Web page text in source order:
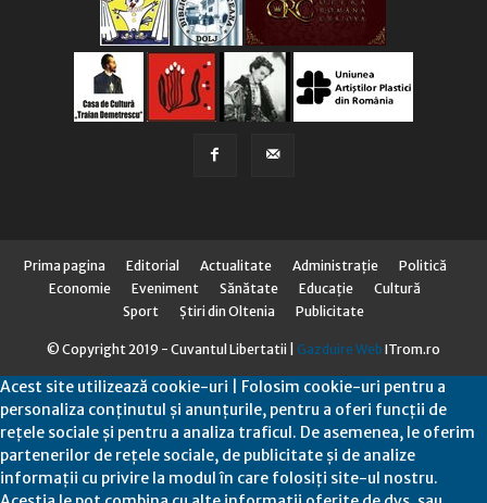
Prima pagina Editorial Actualitate Administraţie
Politică
Economie
Eveniment Sănătate Educaţie
Cultură
Sport
Știri din Oltenia Publicitate
© Copyright 2019 - Cuvantul Libertatii | Gazduire Web ITrom.ro
Acest site utilizează cookie-uri | Folosim cookie-uri pentru a
personaliza conținutul și anunțurile, pentru a oferi funcții de
rețele sociale și pentru a analiza traficul. De asemenea, le oferim
partenerilor de rețele sociale, de publicitate și de analize
informații cu privire la modul în care folosiți site-ul nostru.